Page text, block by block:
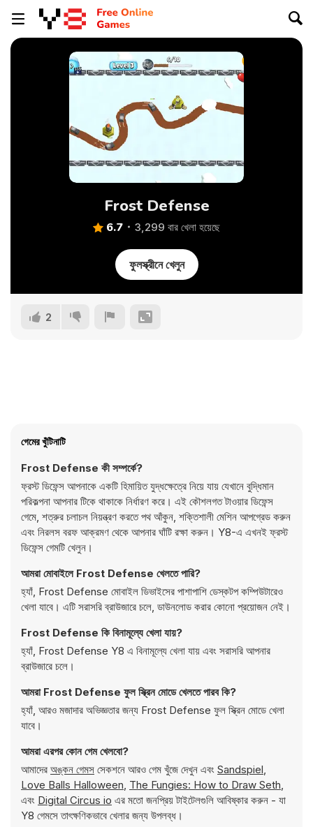
Frost Defense
6.7 3,299 বার খেলা হয়েছে
ফুলস্ক্রীনে খেলুন
2
গেমের খুঁটিনাটি
Frost Defense কী সম্পর্কে?
ফ্রস্ট ডিফেন্স আপনাকে একটি হিমায়িত যুদ্ধক্ষেত্রে নিয়ে যায় যেখানে বুদ্ধিমান
পরিকল্পনা আপনার টিকে থাকাকে নির্ধারণ করে। এই কৌশলগত টাওয়ার ডিফেন্স
গেমে, শত্রুর চলাচল নিয়ন্ত্রণ করতে পথ আঁকুন, শক্তিশালী মেশিন আপগ্রেড করুন
এবং নিরলস বরফ আক্রমণ থেকে আপনার ঘাঁটি রক্ষা করুন। Y8-এ এখনই ফ্রস্ট
ডিফেন্স গেমটি খেলুন।
আমরা মোবাইলে Frost Defense খেলতে পারি?
হ্যাঁ, Frost Defense মোবাইল ডিভাইসের পাশাপাশি ডেস্কটপ কম্পিউটারেও
খেলা যাবে। এটি সরাসরি ব্রাউজারে চলে, ডাউনলোড করার কোনো প্রয়োজন নেই।
Frost Defense কি বিনামূল্যে খেলা যায়?
হ্যাঁ, Frost Defense Y8 এ বিনামূল্যে খেলা যায় এবং সরাসরি আপনার
ব্রাউজারে চলে।
আমরা Frost Defense ফুল স্ক্রিন মোডে খেলতে পারব কি?
হ্যাঁ, আরও মজাদার অভিজ্ঞতার জন্য Frost Defense ফুল স্ক্রিন মোডে খেলা
যাবে।
আমরা এরপর কোন গেম খেলবো?
আমাদের অঙ্কন গেমস সেকশনে আরও গেম খুঁজে দেখুন এবং Sandspiel,
Love Balls Halloween, The Fungies: How to Draw Seth,
এবং Digital Circus io এর মতো জনপ্রিয় টাইটেলগুলি আবিষ্কার করুন - যা
Y8 গেমসে তাৎক্ষণিকভাবে খেলার জন্য উপলব্ধ।